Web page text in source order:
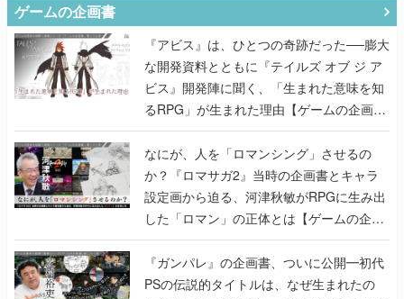
ゲームの企画書
『アビス』は、ひとつの奇跡だった──膨大
な開発資料とともに『テイルズ オブ ジ ア
ビス』開発陣に聞く、「生まれた意味を知
るRPG」が生まれた理由【ゲームの企画
書】
なにが、人を「ロマンシング」させるの
か？『ロマサガ2』当時の企画書とキャラ
設定画から迫る、河津秋敏がRPGに生み出
した「ロマン」の正体とは【ゲームの企画
書】
『ガンパレ』の企画書、ついに公開━初代
PSの伝説的タイトルは、なぜ生まれたの